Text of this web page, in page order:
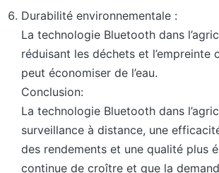
Durabilité environnementale :
La technologie Bluetooth dans
réduisant les déchets et
peut économiser de l’eau.
Conclusion:
La technologie Bluetooth dans
surveillance à distance, une
des rendements et une qualité plus
continue de croître et que la